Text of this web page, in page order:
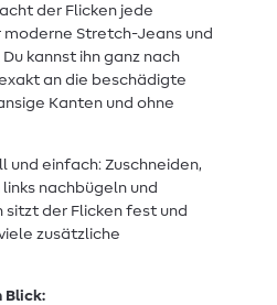
der Flicken jede
Stretch-Jeans und
kannst ihn ganz nach
an die beschädigte
Kanten und ohne
und einfach: Zuschneiden,
nachbügeln und
sitzt der Flicken fest und
zusätzliche
Blick: